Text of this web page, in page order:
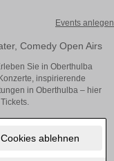
ablehnen
Events anlegen
Comedy Open Airs
Sie in Oberthulba
inspirierende
in Oberthulba – hier